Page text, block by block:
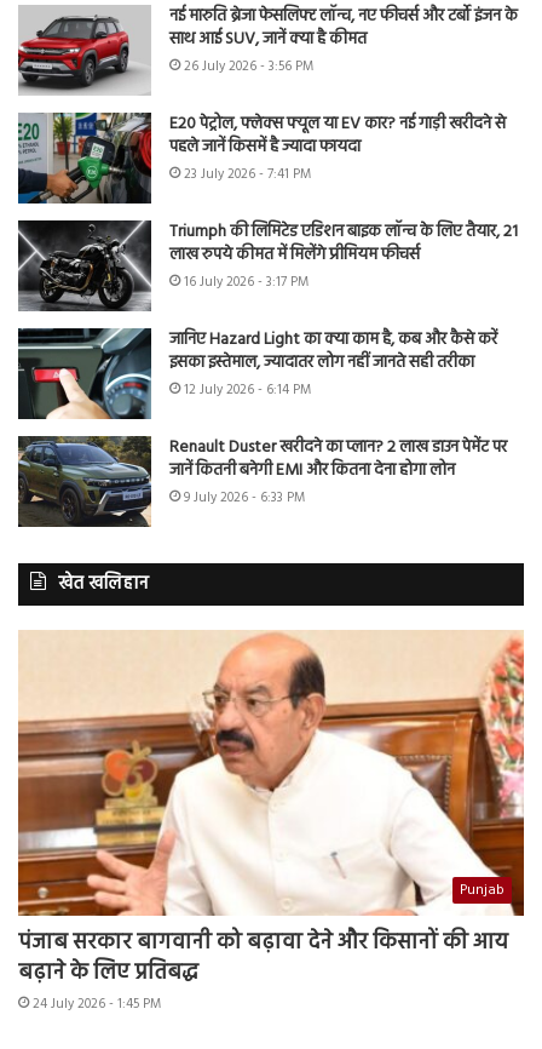
नई मारुति ब्रेजा फेसलिफ्ट लॉन्च, नए फीचर्स और टर्बो इंजन के
साथ आई SUV, जानें क्या है कीमत
26 July 2026 - 3:56 PM
E20 पेट्रोल, फ्लेक्स फ्यूल या EV कार? नई गाड़ी खरीदने से
पहले जानें किसमें है ज्यादा फायदा
23 July 2026 - 7:41 PM
Triumph की लिमिटेड एडिशन बाइक लॉन्च के लिए तैयार, 21
लाख रुपये कीमत में मिलेंगे प्रीमियम फीचर्स
16 July 2026 - 3:17 PM
जानिए Hazard Light का क्या काम है, कब और कैसे करें
इसका इस्तेमाल, ज्यादातर लोग नहीं जानते सही तरीका
12 July 2026 - 6:14 PM
Renault Duster खरीदने का प्लान? 2 लाख डाउन पेमेंट पर
जानें कितनी बनेगी EMI और कितना देना होगा लोन
9 July 2026 - 6:33 PM
खेत खलिहान
Punjab
पंजाब सरकार बागवानी को बढ़ावा देने और किसानों की आय
बढ़ाने के लिए प्रतिबद्ध
24 July 2026 - 1:45 PM